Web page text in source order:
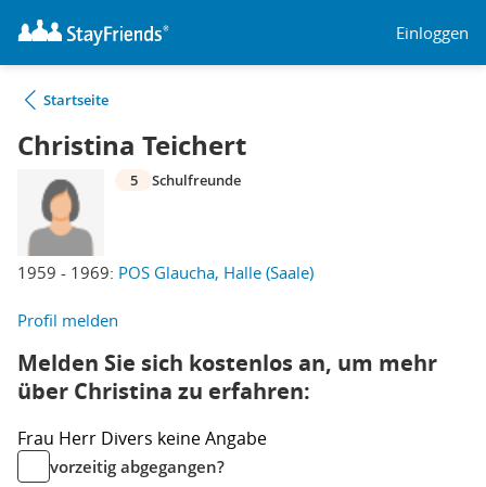
Einloggen
Startseite
Christina Teichert
1959 - 1969: POS Glaucha, Halle (Saale)
5 Schulfreunde
Profil melden
Melden Sie sich kostenlos an, um mehr
über Christina zu erfahren:
Frau Herr Divers keine Angabe
vorzeitig abgegangen?